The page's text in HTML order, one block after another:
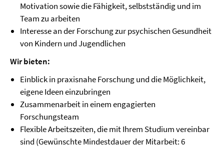
Motivation sowie die Fähigkeit, selbstständig und im
Team zu arbeiten
Interesse an der Forschung zur psychischen Gesundheit
von Kindern und Jugendlichen
Wir bieten:
Einblick in praxisnahe Forschung und die Möglichkeit,
eigene Ideen einzubringen
Zusammenarbeit in einem engagierten
Forschungsteam
Flexible Arbeitszeiten, die mit Ihrem Studium vereinbar
sind (Gewünschte Mindestdauer der Mitarbeit: 6